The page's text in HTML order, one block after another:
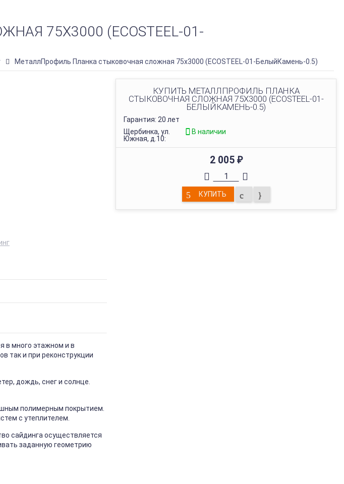
75Х3000 (ECOSTEEL-01-
МеталлПрофиль Планка стыковочная сложная 75х3000 (ECOSTEEL-01-БелыйКамень-0.5)
КУПИТЬ МЕТАЛЛПРОФИЛЬ ПЛАНКА
СТЫКОВОЧНАЯ СЛОЖНАЯ 75Х3000 (ECOSTEEL-01-
БЕЛЫЙКАМЕНЬ-0.5)
Гарантия: 20 лет
Щербинка, ул.
Южная, д.10:
В наличии
2 005 ₽
КУПИТЬ
в много этажном и в
так и при реконструкции
дождь, снег и солнце.
полимерным покрытием.
с утеплителем.
сайдинга осуществляется
заданную геометрию